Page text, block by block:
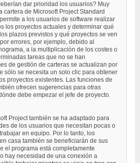
dar prioridad los usuarios? Muy
cartera de Microsoft Project Standard
a los usuarios de software realizar
los proyectos actuales y determinar qué
plazos previstos y qué proyectos se ven
errores, por ejemplo, debido al
a la multiplicación de los costes o
tareas que no se han
de gestión de carteras se actualizan por
sólo se necesita un solo clic para obtener
proyectos existentes. Las funciones de
ofrecen sugerencias para otras
debe empezar el jefe de proyecto.
Project también se ha adaptado para
de los usuarios que necesitan pocas o
en equipo. Por lo tanto, los
casa también se beneficiarán de sus
el programa está completamente
hay necesidad de una conexión a